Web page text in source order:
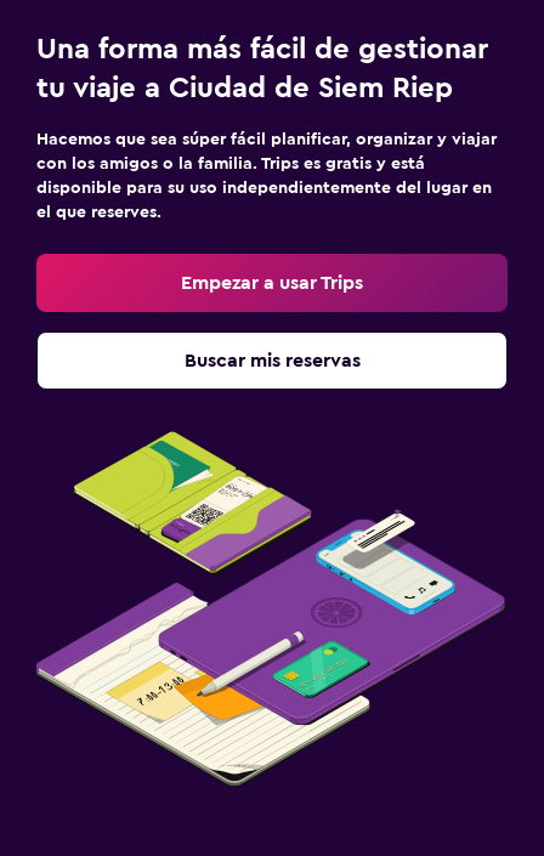
Una forma más fácil de gestionar
tu viaje a Ciudad de Siem Riep
Hacemos que sea súper fácil planificar, organizar y viajar
con los amigos o la familia. Trips es gratis y está
disponible para su uso independientemente del lugar en
el que reserves.
Empezar a usar Trips
Buscar mis reservas